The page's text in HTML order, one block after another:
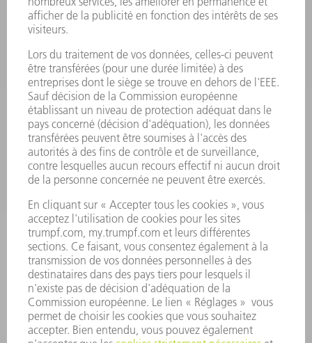
MACHINES & SYSTÈMES
LASER
ELECTRONIQUE DE PUISSANCE
OUTILS ÉLECTRIQUES
SMART FACTORY
LOGICIEL
SERVICES
APPLICATIONS
SECTEURS D'ACTIVITÉ
ENTREPRISE
CARRIÈRE
OFFRES
PROFIL DE L'ENTREPRISE
CONSEIL D'ADMINISTRATION
RAPPORT ANNUEL
PRINCIPES FONDAMENTAUX DE L'ENTREPRISE
CONFORMITÉ
SYSTÈME D'ALERTE
SÉCURITÉ
COMMUNIQUÉS DE PRESSE
MAGAZINE
DURABILITÉ
ENVIRONNEMENT ET CLIMAT
SOCIAL ET SOCIÉTÉ
GESTION D'ENTREPRISE